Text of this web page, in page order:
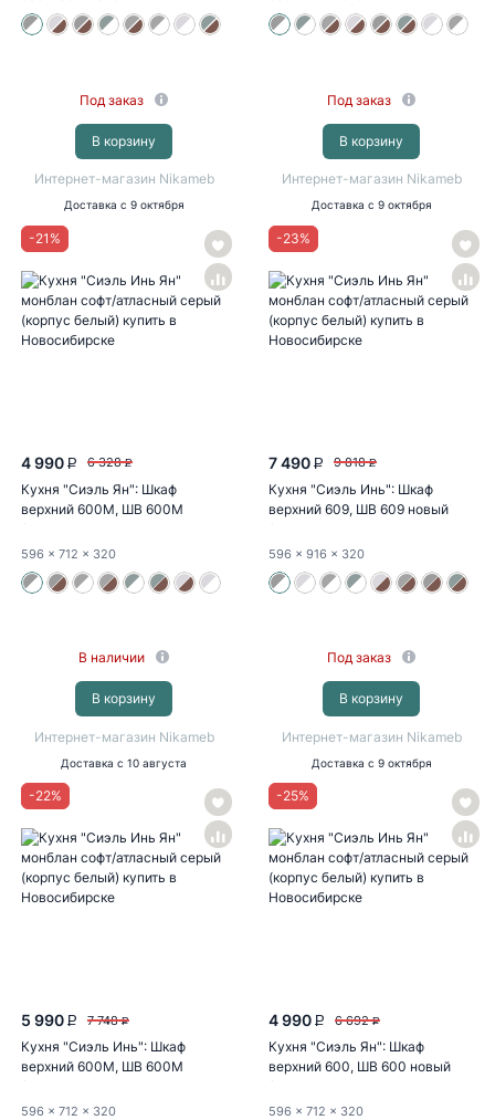
Под заказ
В корзину
Интернет-магазин Nikameb
Доставка с 9 октября
Под заказ
В корзину
Интернет-магазин Nikameb
Доставка с 9 октября
-21 %
4 990 P 6 328 P
Кухня "Сиэль Ян": Шкаф
верхний 600М, ШВ 600М
(монблан...
596 x 712 x 320
В наличии
В корзину
Интернет-магазин Nikameb
Доставка с 10 августа
-23%
7 490 P 9 818 P
Кухня "Сиэль Инь": Шкаф
верхний 609, ШВ 609 новый
(монблан...
596 x 916 x 320
Под заказ
В корзину
Интернет-магазин Nikameb
Доставка с 9 октября
-22%
5 990 P 7 748 P
Кухня "Сиэль Инь": Шкаф
верхний 600М, ШВ 600М
(монблан...
596 x 712 x 320
-25%
4 990 P 6 692 P
Кухня "Сиэль Ян": Шкаф
верхний 600, ШВ 600 новый
(монблан...
596 x 712 x 320